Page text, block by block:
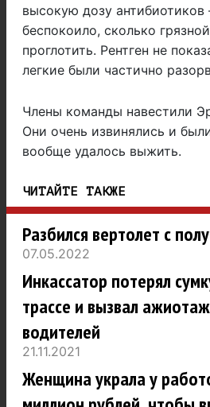
высокую дозу
беспокоило, сколько
проглотить. Рентген не
легкие были частично
Члены команды навестили
Они очень извинялись и
вообще удалось выжить.
ЧИТАЙТЕ ТАКЖЕ
Разбился вертолет с
07.05.2022
Инкассатор потерял
трассе и вызвал
водителей
21.11.2021
Женщина украла у